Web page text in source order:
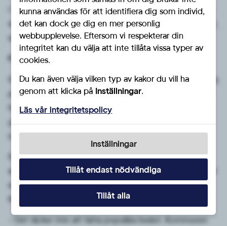
i handling. Om man anser att damfotbollen är lika viktig
som herrfotbollen bör också stadens stöd vara likvärdigt,
säger Jörgen Fogelklou.
Förvaltningen måste ges rimliga förutsättningar
Sverigedemokraterna pekar också på vikten av långsiktig
planering. Under Kulturnämndens senaste sammanträde
framförde fackliga företrädare farhågor kring
genomförandet av flera av de aktiviteter som föreslås
inom ramen för herrarnas VM.
Semesterplanering är redan fastställd på många
arbetsplatser och flera matcher kommer att spelas under
sena kvällar och nattetid på grund av tidsskillnaden till
Nordamerika.
– Det räcker inte att fatta populära beslut. Kommunen
kunna användas för att identifiera dig som individ,
det kan dock ge dig en mer personlig
webbupplevelse. Eftersom vi respekterar din
integritet kan du välja att inte tillåta vissa typer av
cookies.
Du kan även välja vilken typ av kakor du vill ha
genom att klicka på Inställningar.
Läs vår integritetspolicy
Inställningar
Tillåt endast nödvändiga
Tillåt alla